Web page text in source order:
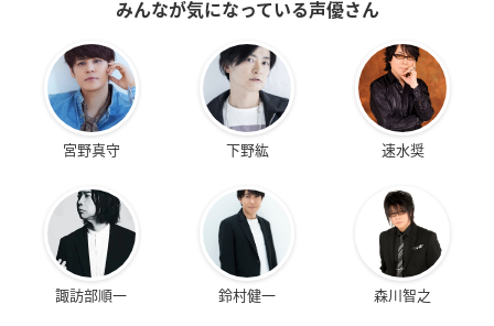
みんなが気になっている声優さん
宮野真守 下野紘 速水奨
諏訪部順一 鈴村健一 森川智之